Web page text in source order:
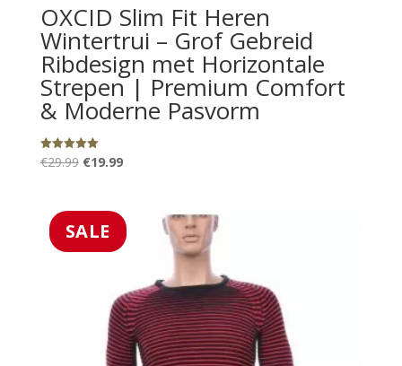
OXCID Slim Fit Heren
Wintertrui – Grof Gebreid
Ribdesign met Horizontale
Strepen | Premium Comfort
& Moderne Pasvorm
Gewaardeerd
5.00
€29.99 Oorspronkelijke
€29.99.
€19.99Huidige
€19.99.
SALE